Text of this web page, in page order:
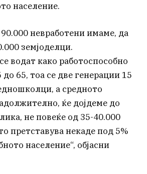
население.
невработени имаме, да
земјоделци.
водат како работоспособно
65, тоа се две генерации 15
а средното
ќе дојдеме до
не повеќе од 35-40.000
претставува некаде под 5%
население“, објасни